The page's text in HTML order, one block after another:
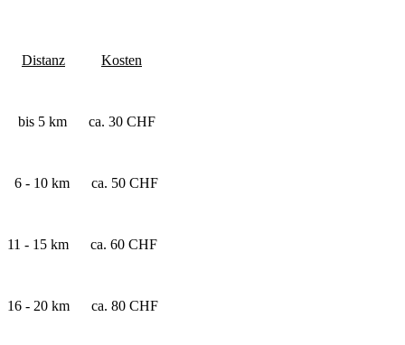
Distanz Kosten
bis 5 km ca. 30 CHF
6 - 10 km ca. 50 CHF
11 - 15 km ca. 60 CHF
16 - 20 km ca. 80 CHF